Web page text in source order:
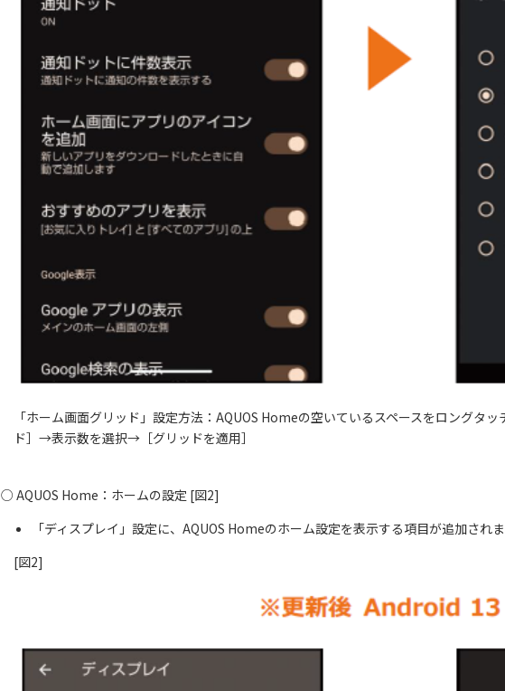
「ホーム画面グリッド」設定方法：AQUOS Homeの空いているスペースをロングタ
ド］→表示数を選択→［グリッドを適用］
○ AQUOS Home：ホームの設定 [図2]
「ディスプレイ」設定に、AQUOS Homeのホーム設定を表示する項目が追加されま
[図2]